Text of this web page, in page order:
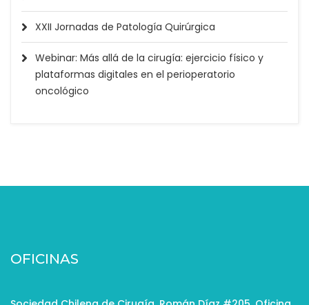
XXII Jornadas de Patología Quirúrgica
Webinar: Más allá de la cirugía: ejercicio físico y
plataformas digitales en el perioperatorio
oncológico
OFICINAS